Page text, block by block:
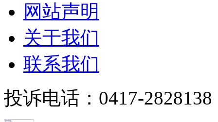
网站声明
关于我们
联系我们
投诉电话：0417-2828138